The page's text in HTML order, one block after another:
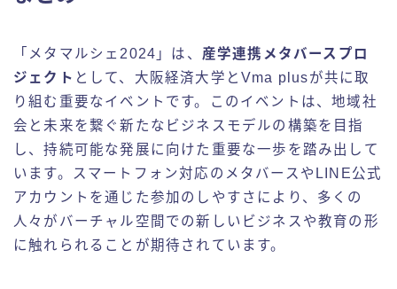
「メタマルシェ2024」は、 産学連携メタバースプロ
ジェクト として、大阪経済大学とVma plusが共に取
り組む重要なイベントです。このイベントは、地域社
会と未来を繋ぐ新たなビジネスモデルの構築を目指
し、持続可能な発展に向けた重要な一歩を踏み出して
います。スマートフォン対応のメタバースやLINE公式
アカウントを通じた参加のしやすさにより、多くの
人々がバーチャル空間での新しいビジネスや教育の形
に触れられることが期待されています。